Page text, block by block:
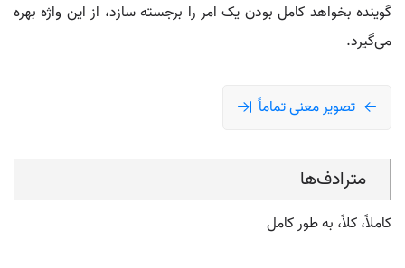
گوینده بخواهد کامل بودن یک امر را برجسته سازد، از این واژه بهره
می‌گیرد.
تصویر معنی تماماً
مترادف‌ها
کاملاً، کلاً، به طور کامل